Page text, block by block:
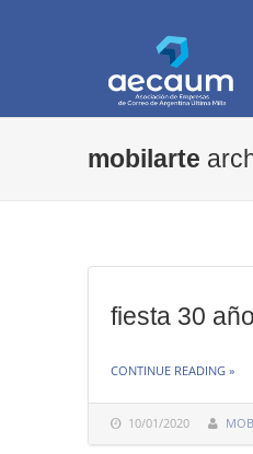
mobilarte
fiesta 30
10/01/2020
CONTINUE READING THE
30
»